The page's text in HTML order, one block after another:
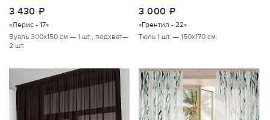
3 430
«Лерис - 17»
Вуаль 300х150 см — 1 шт., подхват—
2 шт.
3 000
«Грентил - 22»
Тюль 1 шт. — 150х170 см.